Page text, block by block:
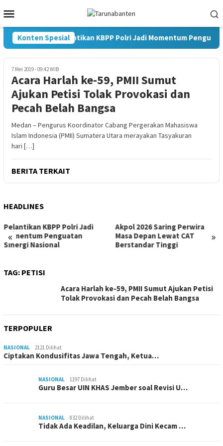
ke
kontenMobile
Konten SpesialPelantikan KBPP Polri Jadi Momentum
7 Mei 2019 - 09:42 WIB
Acara Harlah ke-59, PMII Sumut
Ajukan Petisi Tolak Provokasi dan
Pecah Belah Bangsa
Medan – Pengurus Koordinator Cabang Pergerakan Mahasiswa
Islam Indonesia (PMII) Sumatera Utara merayakan Tasyakuran
hari […]
BERITA TERKAIT
HEADLINES
« »
Pelantikan KBPP Polri Jadi
Momentum Penguatan
Sinergi Nasional
Akpol 2026 Saring Perwira
Masa Depan Lewat CAT
Berstandar Tinggi
TAG: PETISI
Acara Harlah ke-59, PMII Sumut Ajukan Petisi
Tolak Provokasi dan Pecah Belah Bangsa
TERPOPULER
NASIONAL 2121 Dilihat
Ciptakan Kondusifitas Jawa Tengah, Ketua…
NASIONAL 1197 Dilihat
Guru Besar UIN KHAS Jember soal Revisi U…
NASIONAL 832 Dilihat
Tidak Ada Keadilan, Keluarga Dini Kecam …